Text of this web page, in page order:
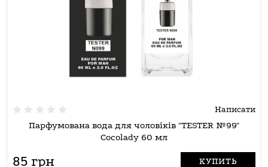
Написати
Парфумована вода для чоловіків "TESTER №99"
Cocolady 60 мл
85 грн КУПИТЬ